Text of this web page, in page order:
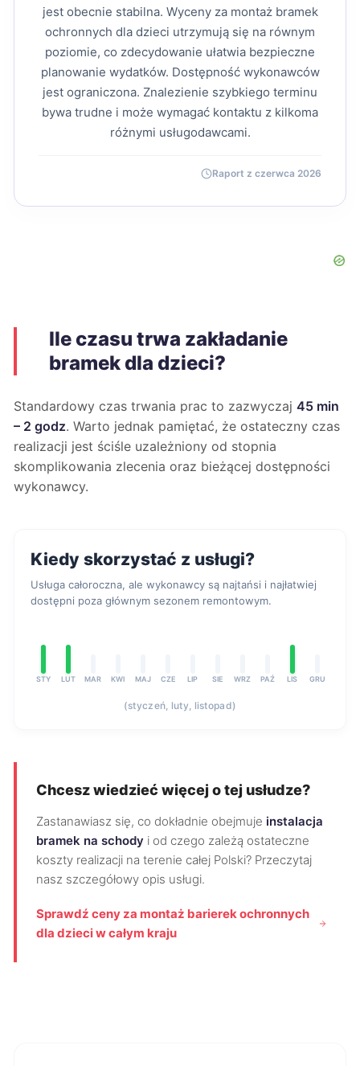
jest obecnie stabilna. Wyceny za montaż bramek
ochronnych dla dzieci utrzymują się na równym
poziomie, co zdecydowanie ułatwia bezpieczne
planowanie wydatków. Dostępność wykonawców
jest ograniczona. Znalezienie szybkiego terminu
bywa trudne i może wymagać kontaktu z kilkoma
różnymi usługodawcami.
Raport z czerwca 2026
Ile czasu trwa zakładanie
bramek dla dzieci?
Standardowy czas trwania prac to zazwyczaj 45 min
– 2 godz. Warto jednak pamiętać, że ostateczny czas
realizacji jest ściśle uzależniony od stopnia
skomplikowania zlecenia oraz bieżącej dostępności
wykonawcy.
Kiedy skorzystać z usługi?
Usługa całoroczna, ale wykonawcy są najtańsi i najłatwiej
dostępni poza głównym sezonem remontowym.
STY LUT MAR KWI MAJ CZE LIP SIE WRZ PAŹ LIS GRU
(styczeń, luty, listopad)
Chcesz wiedzieć więcej o tej usłudze?
Zastanawiasz się, co dokładnie obejmuje instalacja
bramek na schody i od czego zależą ostateczne
koszty realizacji na terenie całej Polski? Przeczytaj
nasz szczegółowy opis usługi.
Sprawdź ceny za montaż barierek ochronnych
dla dzieci w całym kraju